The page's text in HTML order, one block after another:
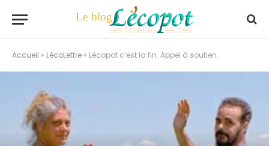
Accueil » LécoLettre » Lécopot c’est la fin. Appel à soutien.